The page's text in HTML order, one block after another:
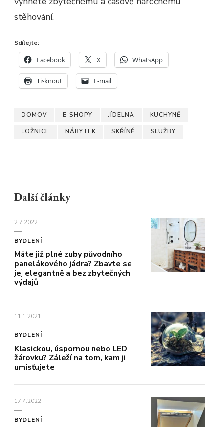
stěhování.
Sdílejte:
Facebook X WhatsApp
Tisknout E-mail
DOMOV E-SHOPY JÍDELNA KUCHYNĚ
LOŽNICE NÁBYTEK SKŘÍNĚ SLUŽBY
Další články
2.7.2022
BYDLENÍ
Máte již plné zuby původního
panelákového jádra? Zbavte se
jej elegantně a bez zbytečných
výdajů
11.1.2021
BYDLENÍ
Klasickou, úspornou nebo LED
žárovku? Záleží na tom, kam ji
umisťujete
17.4.2022
BYDLENÍ